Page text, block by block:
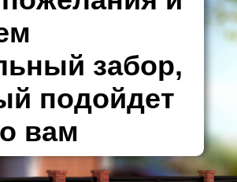
забор,
подойдет
вам